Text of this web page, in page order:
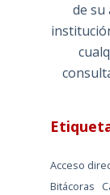
de su
Acceso
Bitácoras